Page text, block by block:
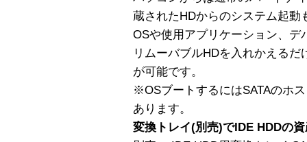
蔵されたHDからのシステム起動
OSや使用アプリケーション、デ
リムーバブルHDを入れかえる
が可能です。
※OSブートするにはSATAのホ
あります。
変換トレイ(別売)でIDE HDDの